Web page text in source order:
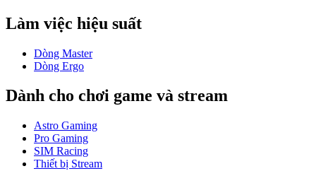
Làm việc hiệu suất
Dòng Master
Dòng Ergo
Dành cho chơi game và stream
Astro Gaming
Pro Gaming
SIM Racing
Thiết bị Stream